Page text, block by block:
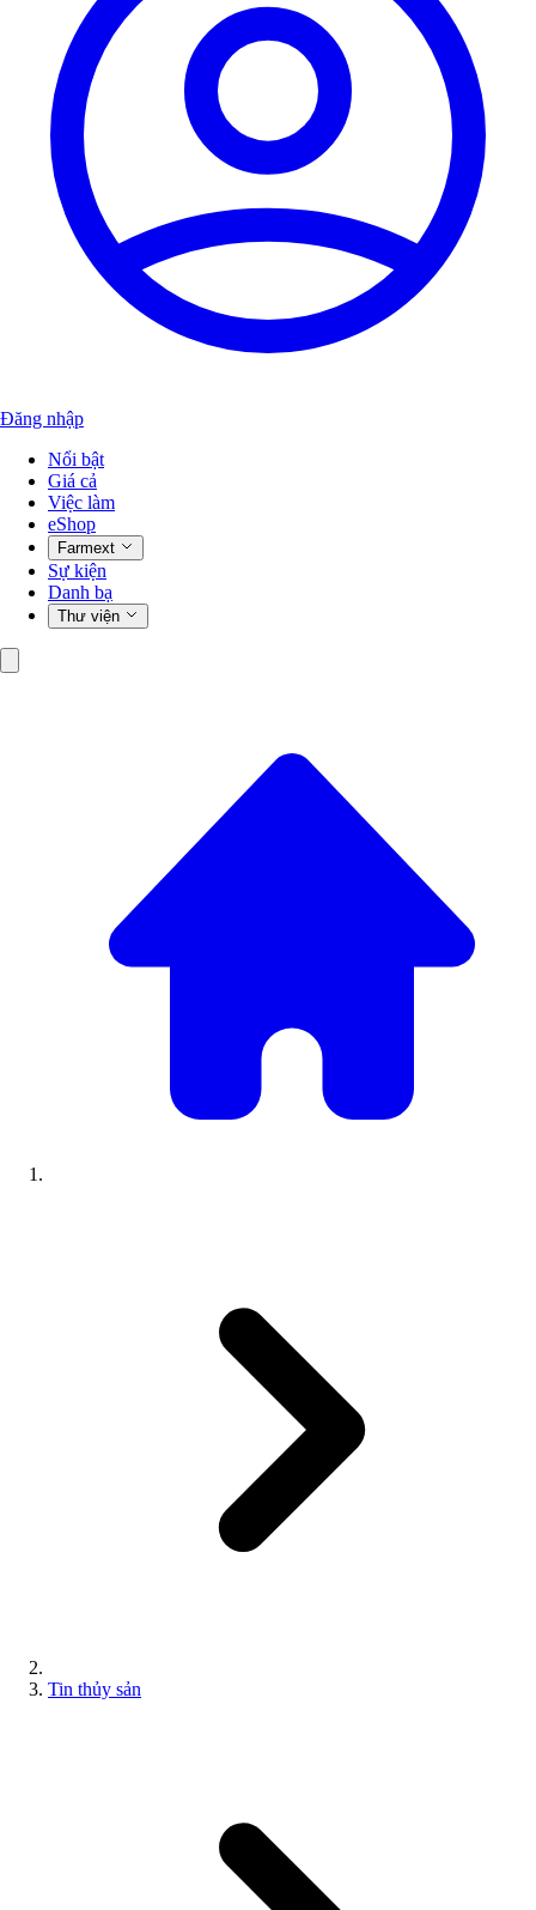
Đăng nhập
Nổi bật
Giá cả
Việc làm
eShop
Farmext
Sự kiện
Danh bạ
Thư viện
Tin thủy sản